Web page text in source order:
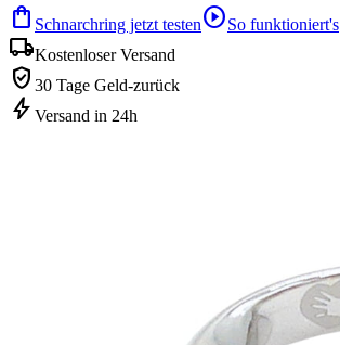
shopping_bag Schnarchring jetzt testenplay_circleSo funktioniert's
local_shippingKostenloser Versand
verified_user 30 Tage Geld-zurück
bolt Versand in 24h